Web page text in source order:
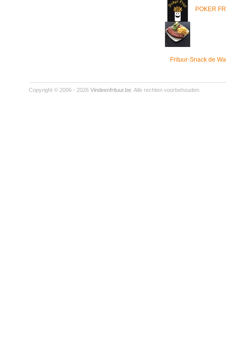
POKER
Frituur-Snack de
Copyright © 2006 - 2026 Vindeenfrituur.be . Alle rechten voorbehouden.